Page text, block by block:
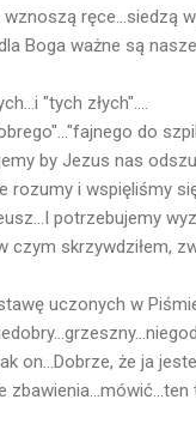
ręce...siedzą
Boga ważne są nasze
"tych złych"....
do
by Jezus nas
rozumy i wspięliśmy
potrzebujemy
skrzywdziłem,
uczonych w
on...Dobrze, że ja